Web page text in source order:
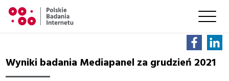
Wyniki badania Mediapanel za grudzień 2021